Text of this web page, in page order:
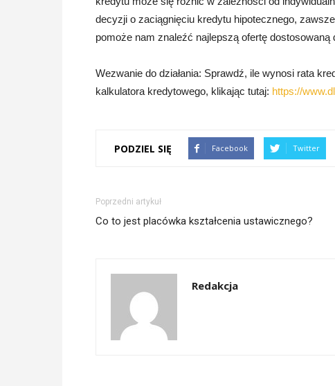
decyzji o zaciągnięciu kredytu hipotecznego,
pomoże nam znaleźć najlepszą ofertę
Wezwanie do działania: Sprawdź, ile wynosi rata
kalkulatora kredytowego, klikając tutaj: https://
PODZIEL SIĘ Facebook Twitter
Poprzedni artykuł
Co to jest placówka kształcenia ustawicznego?
Redakcja